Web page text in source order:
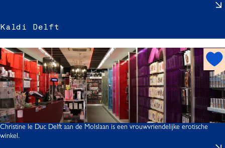
s
i
k
l
Kaldi Delft
l
i
l
f
t
h
o
t
Christine le Duc Delft aan de Molslaan is een vrouwvriendelijke erotische
winkel.